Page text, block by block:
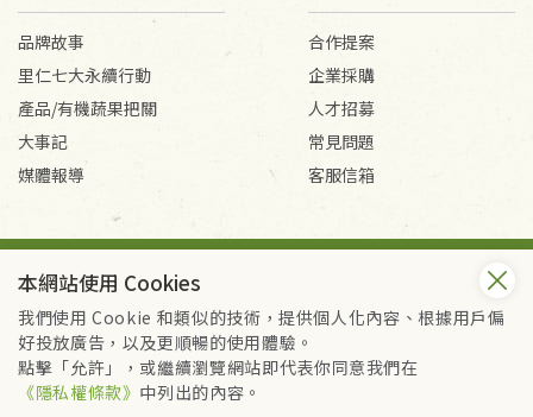
品牌故事
里仁七大永續行動
產品/有機蔬果把關
大事記
媒體報導
合作提案
企業採購
人才招募
常見問題
客服信箱
Copyright © 2026 里仁事業股份有限公司(統編：16301262) /
里仁網購股份有限公司(統編：25149752)
All Rights Reserved.
本網站使用 Cookies
我們使用 Cookie 和類似的技術，提供個人化內容、根據用戶偏
好投放廣告，以及更順暢的使用體驗。
點擊「允許」，或繼續瀏覽網站即代表你同意我們在
《隱私權條款》 中列出的內容。